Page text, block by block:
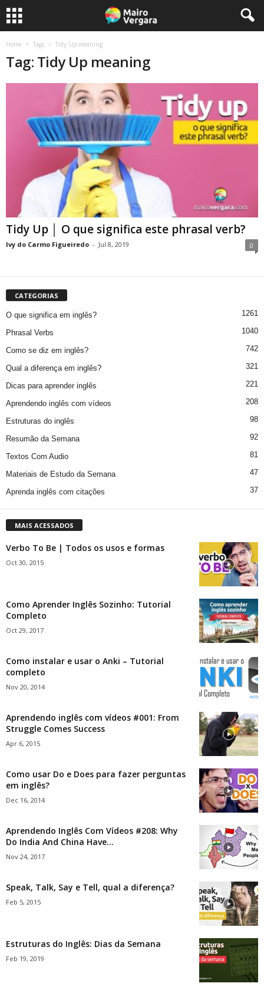
Home Tags Tidy Up meaning
Tag: Tidy Up meaning
Tidy Up │ O que significa este phrasal verb?
Ivy do Carmo Figueiredo - Jul 8, 2019 0
CATEGORIAS
O que significa em inglês? 1261
Phrasal Verbs 1040
Como se diz em inglês? 742
Qual a diferença em inglês? 321
Dicas para aprender inglês 221
Aprendendo inglês com vídeos 208
Estruturas do inglês 98
Resumão da Semana 92
Textos Com Audio 81
Materiais de Estudo da Semana 47
Aprenda inglês com citações 37
MAIS ACESSADOS
Verbo To Be | Todos os usos e formas
Oct 30, 2015
Como Aprender Inglês Sozinho: Tutorial
Completo
Oct 29, 2017
Como instalar e usar o Anki – Tutorial
completo
Nov 20, 2014
Aprendendo inglês com vídeos #001: From
Struggle Comes Success
Apr 6, 2015
Como usar Do e Does para fazer perguntas
em inglês?
Dec 16, 2014
Aprendendo Inglês Com Vídeos #208: Why
Do India And China Have...
Nov 24, 2017
Speak, Talk, Say e Tell, qual a diferença?
Feb 5, 2015
Estruturas do Inglês: Dias da Semana
Feb 19, 2019